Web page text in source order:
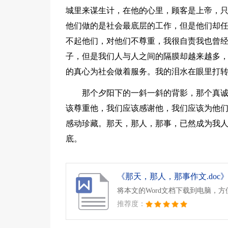
城里来谋生计，在他的心里，顾客是上帝，
他们做的是社会最底层的工作，但是他们却
不起他们，对他们不尊重，我很自责我也曾
子，但是我们人与人之间的隔膜却越来越多
的真心为社会做着服务。我的泪水在眼里打
那个夕阳下的一斜一斜的背影，那个真
该尊重他，我们应该感谢他，我们应该为他
感动珍藏。那天，那人，那事，已然成为我
底。
《那天，那人，那事作文.doc》
将本文的Word文档下载到电脑，方
推荐度：